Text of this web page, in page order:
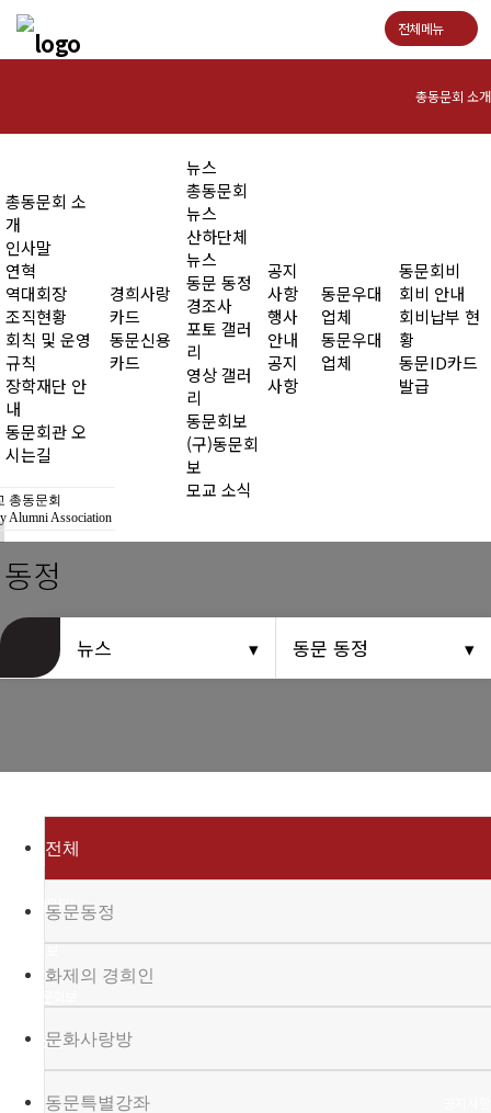
전체메뉴
총동문회 소개
연혁
역대회장
조직현황
회칙 및 운영규칙
장학재단 안내
동문회관 오시는길
뉴스
총동문회 뉴스
경조사
포토 갤러리
영상 갤러리
동문회보
(구)동문회보
모교 소식
총동문회 소
개
인사말
연혁
역대회장
조직현황
회칙 및 운영
규칙
장학재단 안
내
동문회관 오
시는길
경희사랑
카드
동문신용
카드
뉴스
총동문회
뉴스
산하단체
뉴스
동문 동정
경조사
포토 갤러
리
영상 갤러
리
동문회보
(구)동문회
보
모교 소식
공지
사항
행사
안내
공지
사항
동문우대
업체
동문우대
업체
동문회비
회비 안내
회비납부 현
황
동문ID카드
발급
총동문회
Alumni Association
정
뉴스 동문 동정
전체
동문동정
화제의 경희인
문화사랑방
동문특별강좌